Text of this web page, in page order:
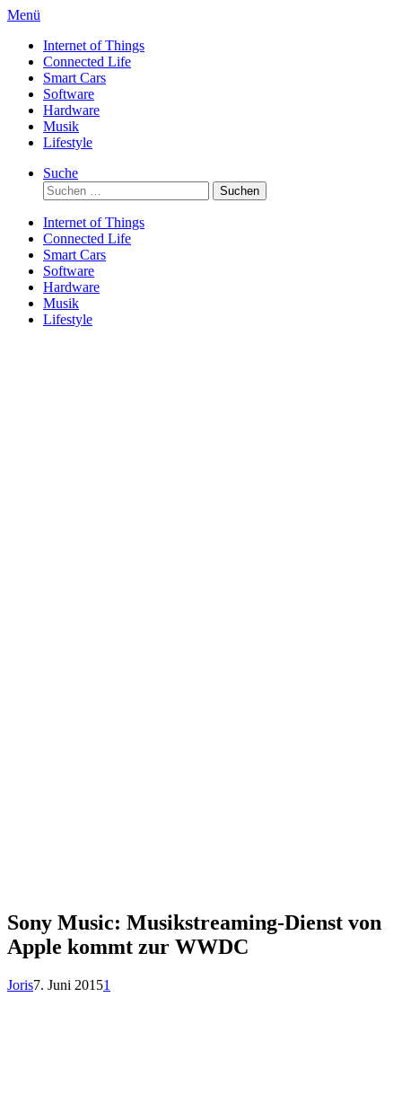
Direkt
Inhalt
Menü
Internet of Things
Connected Life
Smart Cars
Software
Hardware
Musik
Lifestyle
Suche
Suchen
nach:
Internet of Things
Connected Life
Smart Cars
Software
Hardware
Musik
Lifestyle
Sony Music: Musikstreaming-Dienst von
Apple kommt zur WWDC
Joris7. Juni 20151